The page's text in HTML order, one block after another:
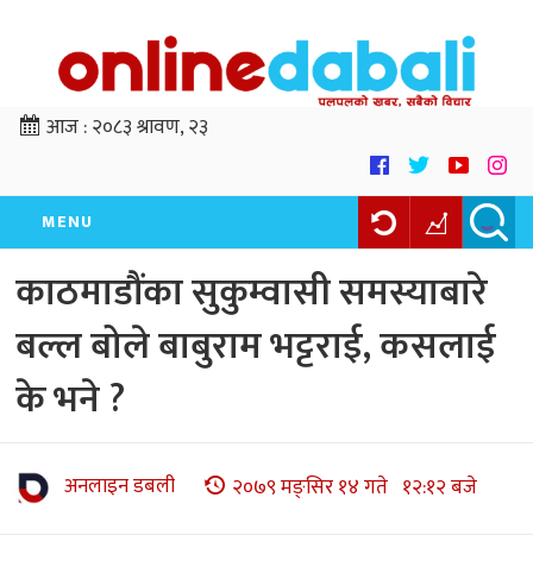
आज :२०८३ श्रावण, २३
MENU
काठमाडौंका सुकुम्वासी समस्याबारे
बल्ल बोले बाबुराम भट्टराई, कसलाई
के भने ?
अनलाइन डबली २०७९ मङ्सिर १४ गते १२:१२ बजे